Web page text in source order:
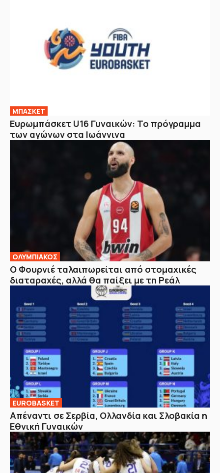
ΜΠΑΣΚΕΤ
Ευρωμπάσκετ U16 Γυναικών: Το πρόγραμμα
των αγώνων στα Ιωάννινα
ΟΛΥΜΠΙΑΚΟΣ
Ο Φουρνιέ ταλαιπωρείται από στομαχικές
διαταραχές, αλλά θα παίξει με τη Ρεάλ
EUROBASKET
Απέναντι σε Σερβία, Ολλανδία και Σλοβακία η
Εθνική Γυναικών